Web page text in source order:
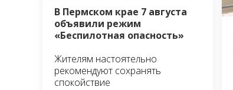
В Пермском крае 7 августа
объявили режим
«Беспилотная опасность»
Жителям настоятельно
рекомендуют сохранять
спокойствие